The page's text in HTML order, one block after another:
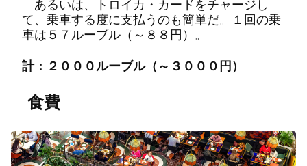
あるいは、トロイカ・カードをチャージし
て、乗車する度に支払うのも簡単だ。１回の乗
車は５７ルーブル（～８８円）。
計： ２０００ルーブル（～３０００円）
食費